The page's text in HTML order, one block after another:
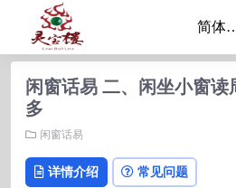
闲窗话易 二、闲坐小窗
多
闲窗话易
详情介绍 常见问题